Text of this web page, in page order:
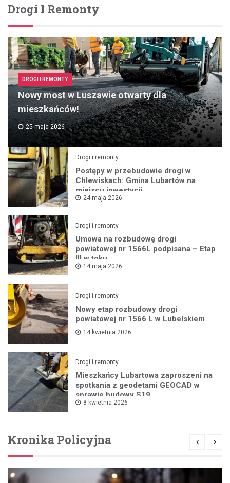
Drogi I Remonty
DROGI I REMONTY
Nowy most w Luszawie otwarty dla
mieszkańców!
25 maja 2026
Drogi i remonty
Postępy w przebudowie drogi w
Chlewiskach: Gmina Lubartów na
miejscu inwestycji
24 maja 2026
Drogi i remonty
Umowa na rozbudowę drogi
powiatowej nr 1566L podpisana – Etap
III w toku
14 maja 2026
Drogi i remonty
Nowy etap rozbudowy drogi
powiatowej nr 1566 L w Lubelskiem
14 kwietnia 2026
Drogi i remonty
Mieszkańcy Lubartowa zaproszeni na
spotkania z geodetami GEOCAD w
sprawie budowy S19
8 kwietnia 2026
Kronika Policyjna